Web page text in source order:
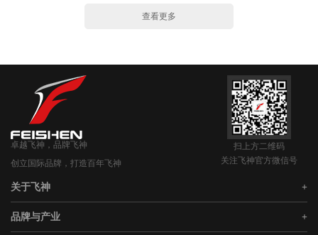
查看更多
卓越飞神，品牌飞神
创立国际品牌，打造百年飞神
关于飞神
集团概况
品牌与产业
扫上方二维码
关注飞神官方微信号